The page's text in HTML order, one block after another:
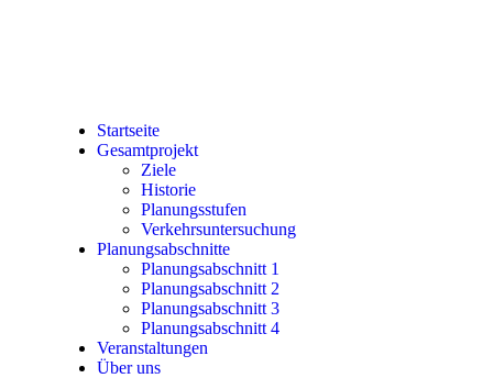
Startseite
Gesamtprojekt
Ziele
Historie
Planungsstufen
Verkehrsuntersuchung
Planungsabschnitte
Planungsabschnitt 1
Planungsabschnitt 2
Planungsabschnitt 3
Planungsabschnitt 4
Veranstaltungen
Über uns